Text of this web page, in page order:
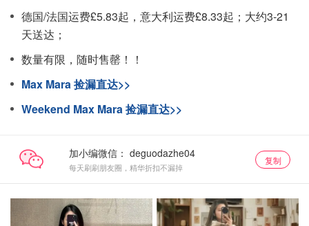
德国/法国运费£5.83起，意大利运费£8.33起；大约3-21
天送达；
数量有限，随时售罄！！
Max Mara 捡漏直达>>
Weekend Max Mara 捡漏直达>>
加小编微信：
每天刷刷朋友圈，精华折扣不漏掉
复制